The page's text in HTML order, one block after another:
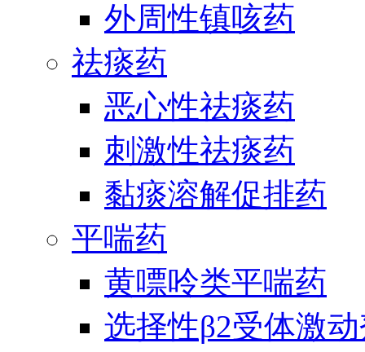
外周性镇咳药
祛痰药
恶心性祛痰药
刺激性祛痰药
黏痰溶解促排药
平喘药
黄嘌呤类平喘药
选择性β2受体激